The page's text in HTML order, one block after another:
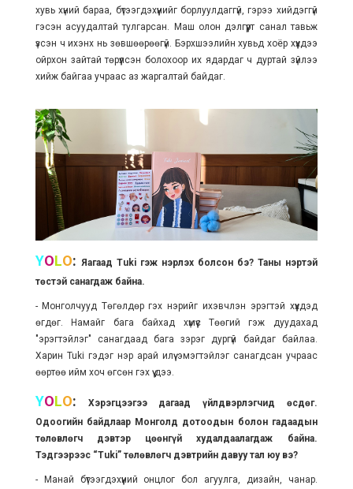
хувь хүний бараа, бүтээгдэхүүнийг борлуулдаггүй, гэрээ хийдэггүй
гэсэн асуудалтай тулгарсан. Маш олон дэлгүүрт санал тавьж
үзсэн ч ихэнх нь зөвшөөрөөгүй. Бэрхшээлийн хувьд хоёр хүүхдээ
ойрхон зайтай төрүүлсэн болохоор их ядардаг ч дуртай зүйлээ
хийж байгаа учраас аз жаргалтай байдаг.
YOLO: Яагаад Tuki гэж нэрлэх болсон бэ? Таны нэртэй
төстэй санагдаж байна.
- Монголчууд Төгөлдөр гэх нэрийг ихэвчлэн эрэгтэй хүүхдэд
өгдөг. Намайг бага байхад хүмүүс Төөгий гэж дуудахад
"эрэгтэйлэг" санагдаад бага зэрэг дургүй байдаг байлаа.
Харин Tuki гэдэг нэрарай илүү эмэгтэйлэг санагдсан учраас
өөртөө ийм хоч өгсөн гэх үү дээ.
YOLO:
Хэрэгцээгээ дагаад үйлдвэрлэгчид өсдөг.
Одоогийн байдлаар Монголд дотоодын болон гадаадын
төлөвлөгч дэвтэр цөөнгүй худалдаалагдаж байна.
Тэдгээрээс “Tuki” төлөвлөгч дэвтрийн давуу тал юу вэ?
- Манай бүтээгдэхүүний онцлог бол агуулга, дизайн, чанар.